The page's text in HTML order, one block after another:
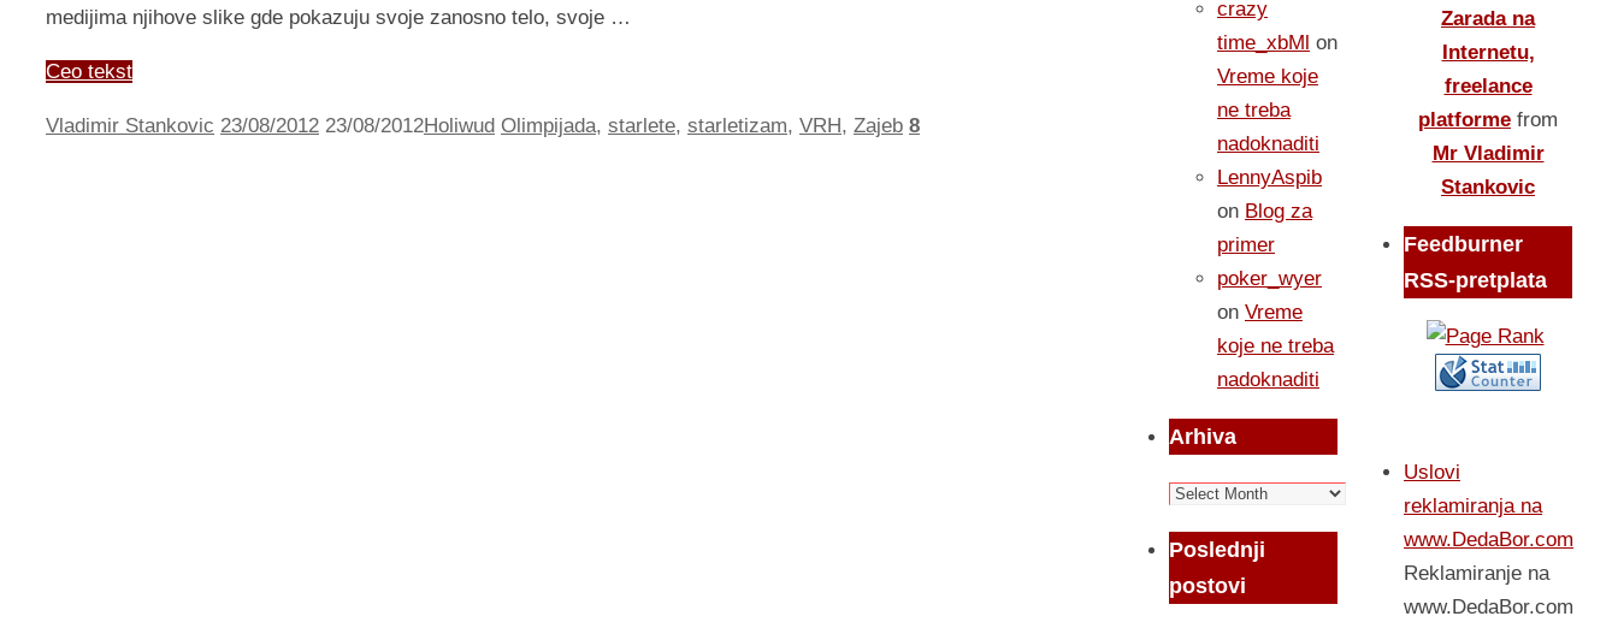
medijima njihove slike gde pokazuju svoje zanosno telo, svoje …
Ceo tekst
Vladimir Stankovic 23/08/2012 23/08/2012Holiwud Olimpijada, starlete, starletizam, VRH, Zajeb 8
crazy
time_xbMl on
Vreme koje
ne treba
nadoknaditi
LennyAspib
on Blog za
primer
poker_wyer
on Vreme
koje ne treba
nadoknaditi
Arhiva
Arhiva
Poslednji
postovi
Zarada na
Internetu,
freelance
platforme from
Mr Vladimir
Stankovic
Feedburner
RSS-pretplata
Uslovi
reklamiranja na
www.DedaBor.com
Reklamiranje na
www.DedaBor.com